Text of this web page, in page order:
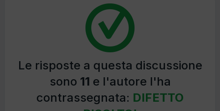
Le risposte a questa discussione
sono 11 e l'autore l'ha
contrassegnata: DIFETTO